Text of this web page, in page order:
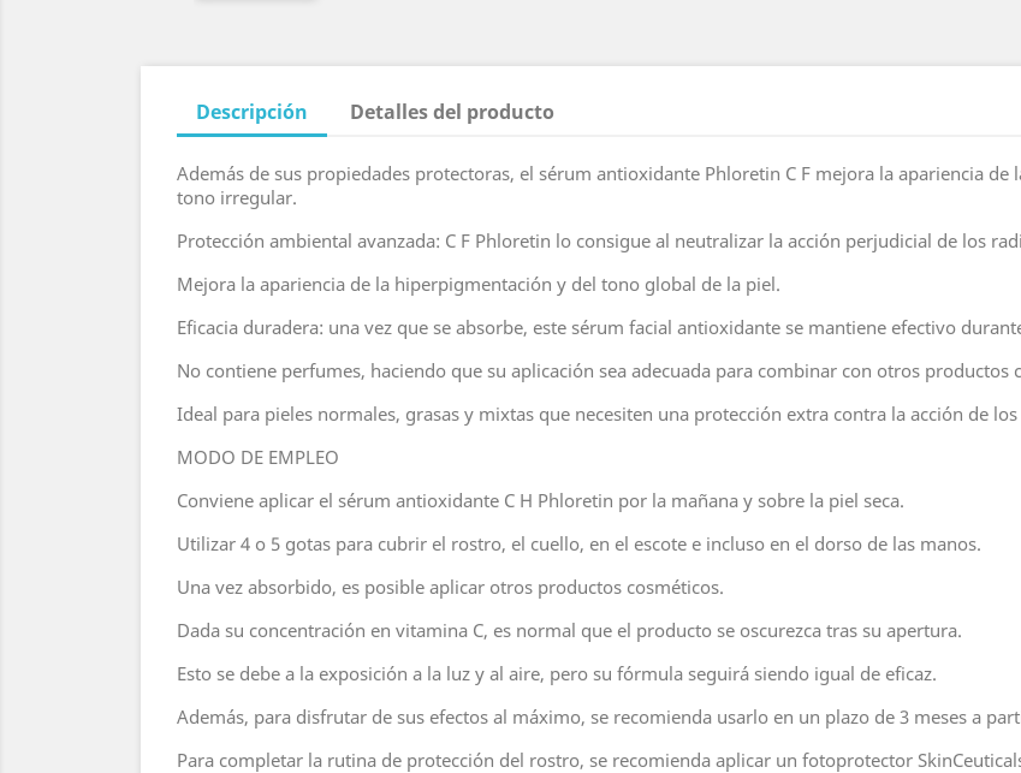
Descripción Detalles del producto
Además de sus propiedades protectoras, el sérum antioxidante Phloretin C F mejora la apariencia
tono irregular.
Protección ambiental avanzada: C F Phloretin lo consigue al neutralizar la acción perjudicial de los
Mejora la apariencia de la hiperpigmentación y del tono global de la piel.
Eficacia duradera: una vez que se absorbe, este sérum facial antioxidante se mantiene efectivo
No contiene perfumes, haciendo que su aplicación sea adecuada para combinar con otros productos
Ideal para pieles normales, grasas y mixtas que necesiten una protección extra contra la acción de
MODO DE EMPLEO
Conviene aplicar el sérum antioxidante C H Phloretin por la mañana y sobre la piel seca.
Utilizar 4 o 5 gotas para cubrir el rostro, el cuello, en el escote e incluso en el dorso de las manos.
Una vez absorbido, es posible aplicar otros productos cosméticos.
Dada su concentración en vitamina C, es normal que el producto se oscurezca tras su apertura.
Esto se debe a la exposición a la luz y al aire, pero su fórmula seguirá siendo igual de eficaz.
Además, para disfrutar de sus efectos al máximo, se recomienda usarlo en un plazo de 3 meses a
Para completar la rutina de protección del rostro, se recomienda aplicar un fotoprotector